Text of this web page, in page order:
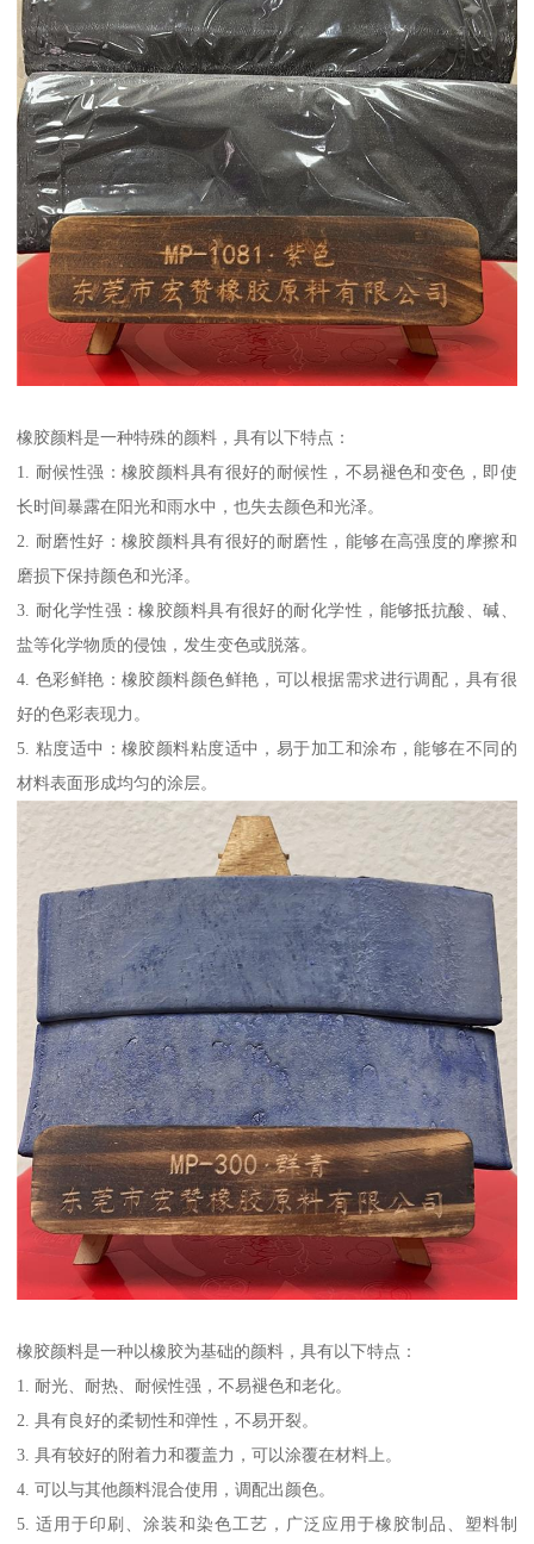
橡胶颜料是一种特殊的颜料，具有以下特点：
1. 耐候性强：橡胶颜料具有很好的耐候性，不易褪色和变色，即使
长时间暴露在阳光和雨水中，也失去颜色和光泽。
2. 耐磨性好：橡胶颜料具有很好的耐磨性，能够在高强度的摩擦和
磨损下保持颜色和光泽。
3. 耐化学性强：橡胶颜料具有很好的耐化学性，能够抵抗酸、碱、
盐等化学物质的侵蚀，发生变色或脱落。
4. 色彩鲜艳：橡胶颜料颜色鲜艳，可以根据需求进行调配，具有很
好的色彩表现力。
5. 粘度适中：橡胶颜料粘度适中，易于加工和涂布，能够在不同的
材料表面形成均匀的涂层。
橡胶颜料是一种以橡胶为基础的颜料，具有以下特点：
1. 耐光、耐热、耐候性强，不易褪色和老化。
2. 具有良好的柔韧性和弹性，不易开裂。
3. 具有较好的附着力和覆盖力，可以涂覆在材料上。
4. 可以与其他颜料混合使用，调配出颜色。
5. 适用于印刷、涂装和染色工艺，广泛应用于橡胶制品、塑料制